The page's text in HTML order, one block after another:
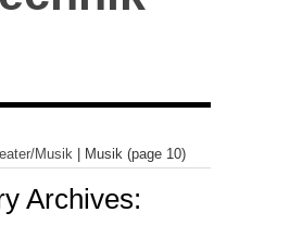
Musik Musik (page 10)
Archives: